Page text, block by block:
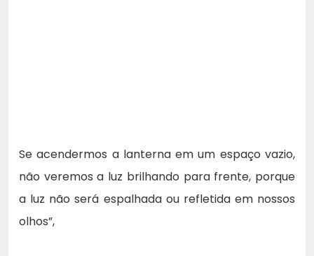
Se acendermos a lanterna em um espaço vazio,
não veremos a luz brilhando para frente, porque
a luz não será espalhada ou refletida em nossos
olhos”,